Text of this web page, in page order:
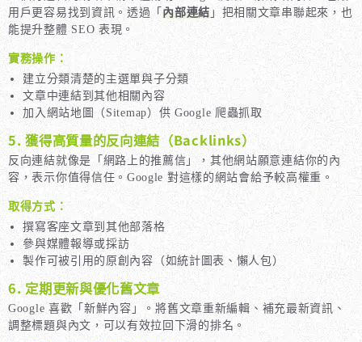
用戶更容易找到資訊。透過「內部連結」把相關文章串聯起來，也
能提升整體 SEO 表現。
實務操作：
建立分類清楚的主選單與子分類
文章中連結到其他相關內容
加入網站地圖（Sitemap）供 Google 爬蟲抓取
5. 獲得高質量的反向連結（Backlinks）
反向連結就像是「網路上的推薦信」，其他網站願意連結你的內
容，表示你值得信任。Google 對這樣的網站會給予較高權重。
取得方式：
撰寫客座文章到其他部落格
參與媒體報導或採訪
製作可被引用的原創內容（如統計圖表、懶人包）
6. 定期更新與優化舊文章
Google 喜歡「新鮮內容」。將舊文章重新編輯、補充最新資訊、
調整標題與內文，可以有效拉回下滑的排名。